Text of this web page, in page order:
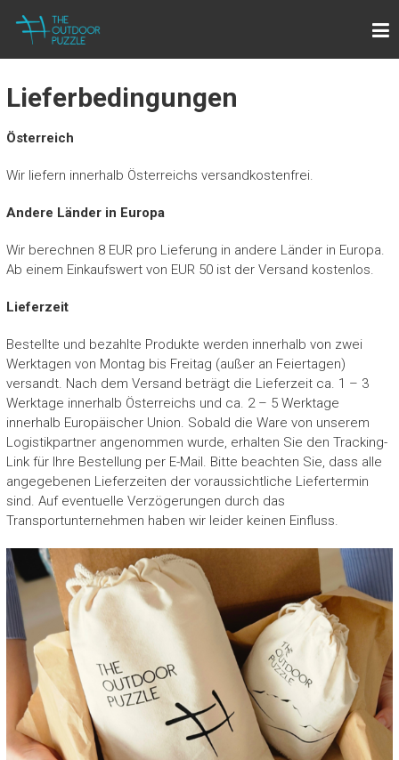
Inhalt
springen
THE OUTDOOR PUZZLE
Lightweight Towels for Outdoor People
Lieferbedingungen
Österreich
Wir liefern innerhalb Österreichs versandkostenfrei.
Andere Länder in Europa
Wir berechnen 8 EUR pro Lieferung in andere Länder in Europa.
Ab einem Einkaufswert von EUR 50 ist der Versand kostenlos.
Lieferzeit
Bestellte und bezahlte Produkte werden innerhalb von zwei
Werktagen von Montag bis Freitag (außer an Feiertagen)
versandt. Nach dem Versand beträgt die Lieferzeit ca. 1 – 3
Werktage innerhalb Österreichs und ca. 2 – 5 Werktage
innerhalb Europäischer Union. Sobald die Ware von unserem
Logistikpartner angenommen wurde, erhalten Sie den Tracking-
Link für Ihre Bestellung per E-Mail. Bitte beachten Sie, dass alle
angegebenen Lieferzeiten der voraussichtliche Liefertermin
sind. Auf eventuelle Verzögerungen durch das
Transportunternehmen haben wir leider keinen Einfluss.